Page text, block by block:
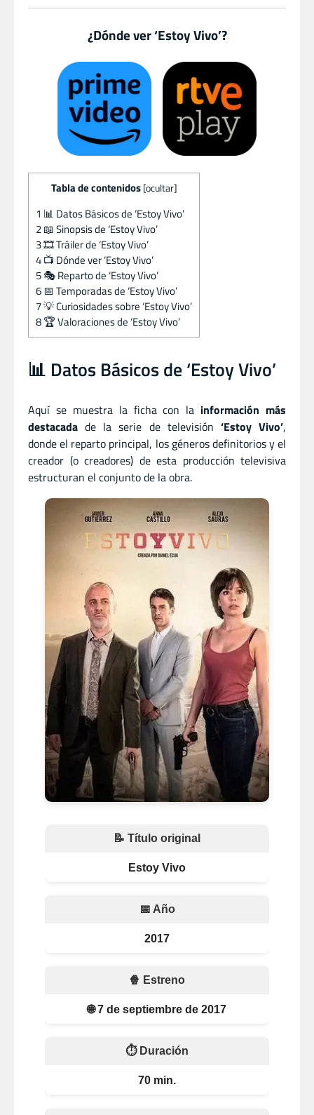
¿Dónde ver ‘Estoy Vivo’?
Tabla de contenidos [ocultar]
1 📊 Datos Básicos de ‘Estoy Vivo’
2📖 Sinopsis de ‘Estoy Vivo’
3🎞️ Tráiler de ‘Estoy Vivo’
4📺 Dónde ver ‘Estoy Vivo’
5🎭 Reparto de ‘Estoy Vivo’
6📅 Temporadas de ‘Estoy Vivo’
7💡 Curiosidades sobre ‘Estoy Vivo’
8🏆 Valoraciones de ‘Estoy Vivo’
📊 Datos Básicos de ‘Estoy Vivo’
Aquí se muestra la ficha con la información más
destacada de la serie de televisión ‘Estoy Vivo’,
donde el reparto principal, los géneros definitorios y el
creador (o creadores) de esta producción televisiva
estructuran el conjunto de la obra.
📝 Título original
Estoy Vivo
📅 Año
2017
🍿 Estreno
🌐 7 de septiembre de 2017
⏱️ Duración
70 min.